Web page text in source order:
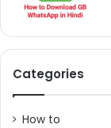
Categories
How to